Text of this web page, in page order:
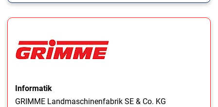
Informatik
GRIMME Landmaschinenfabrik SE & Co. KG